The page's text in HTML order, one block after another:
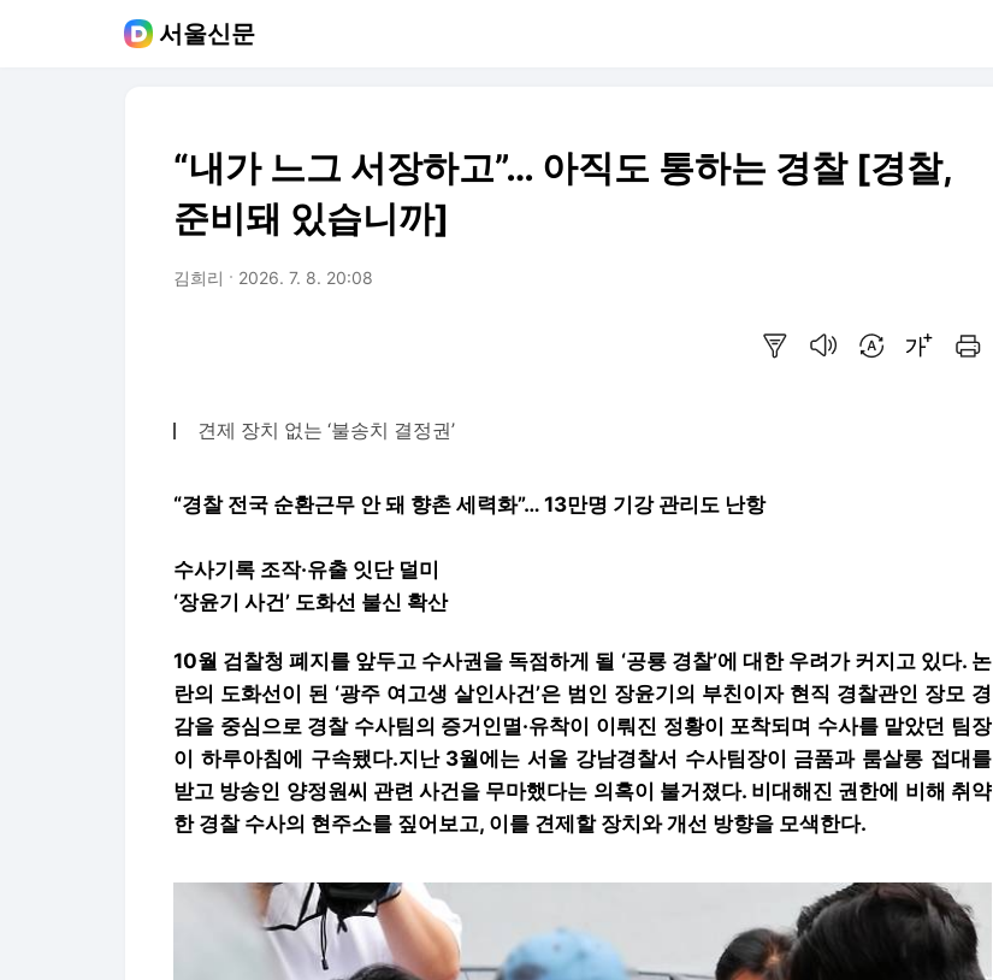
서울신문
“내가 느그 서장하고”… 아직도 통하는 경찰 [경찰,
준비돼 있습니까]
김희리 2026. 7. 8. 20:08
견제 장치 없는 ‘불송치 결정권’
“경찰 전국 순환근무 안 돼 향촌 세력화”… 13만명 기강 관리도 난항
수사기록 조작·유출 잇단 덜미
‘장윤기 사건’ 도화선 불신 확산
10월 검찰청 폐지를 앞두고 수사권을 독점하게 될 ‘공룡 경찰’에 대한 우려가 커지고 있다. 논
란의 도화선이 된 ‘광주 여고생 살인사건’은 범인 장윤기의 부친이자 현직 경찰관인 장모 경
감을 중심으로 경찰 수사팀의 증거인멸·유착이 이뤄진 정황이 포착되며 수사를 맡았던 팀장
이 하루아침에 구속됐다.지난 3월에는 서울 강남경찰서 수사팀장이 금품과 룸살롱 접대를
받고 방송인 양정원씨 관련 사건을 무마했다는 의혹이 불거졌다. 비대해진 권한에 비해 취약
한 경찰 수사의 현주소를 짚어보고, 이를 견제할 장치와 개선 방향을 모색한다.